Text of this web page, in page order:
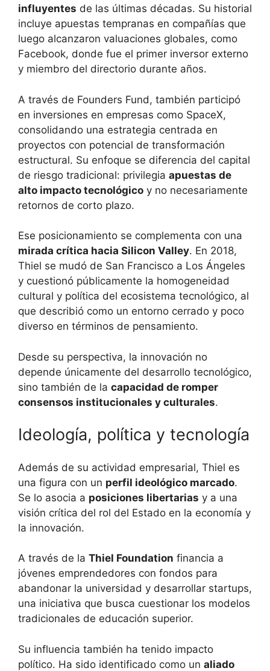
influyentes de las últimas décadas. Su historial
incluye apuestas tempranas en compañías que
luego alcanzaron valuaciones globales, como
Facebook, donde fue el primer inversor externo
y miembro del directorio durante años.
A través de Founders Fund, también participó
en inversiones en empresas como SpaceX,
consolidando una estrategia centrada en
proyectos con potencial de transformación
estructural. Su enfoque se diferencia del capital
de riesgo tradicional: privilegia apuestas de
alto impacto tecnológico y no necesariamente
retornos de corto plazo.
Ese posicionamiento se complementa con una
mirada crítica hacia Silicon Valley. En 2018,
Thiel se mudó de San Francisco a Los Ángeles
y cuestionó públicamente la homogeneidad
cultural y política del ecosistema tecnológico, al
que describió como un entorno cerrado y poco
diverso en términos de pensamiento.
Desde su perspectiva, la innovación no
depende únicamente del desarrollo tecnológico,
sino también de la capacidad de romper
consensos institucionales y culturales.
Ideología, política y tecnología
Además de su actividad empresarial, Thiel es
una figura con un perfil ideológico marcado.
Se lo asocia a posiciones libertarias y a una
visión crítica del rol del Estado en la economía y
la innovación.
A través de la Thiel Foundation financia a
jóvenes emprendedores con fondos para
abandonar la universidad y desarrollar startups,
una iniciativa que busca cuestionar los modelos
tradicionales de educación superior.
Su influencia también ha tenido impacto
político. Ha sido identificado como un aliado